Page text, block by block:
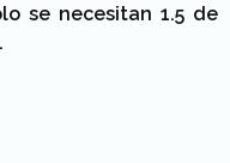
se necesitan 1.5 de